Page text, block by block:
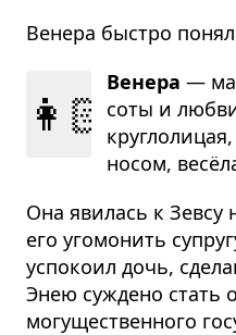
Венера быстро
👩🏻
Венера —
соты и
носом,
Она явилась к Зевсу
его угомонить
успокоил дочь,
Энею суждено стать
могущественного